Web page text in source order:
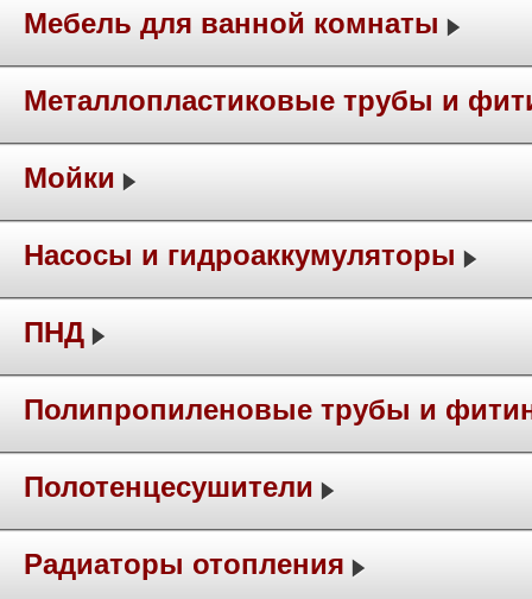
Мебель для ванной комнаты
Металлопластиковые трубы и
Мойки
Насосы и гидроаккумуляторы
ПНД
Полипропиленовые трубы и
Полотенцесушители
Радиаторы отопления